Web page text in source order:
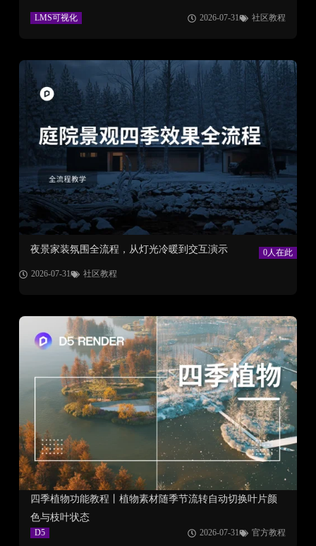
LMS可视化 2026-07-31 社区教程
夜景家装氛围全流程，从灯光冷暖到交互演示 0人在此
2026-07-31 社区教程
四季植物功能教程丨植物素材随季节流转自动切换叶片颜
色与枝叶状态
D5 2026-07-31 官方教程